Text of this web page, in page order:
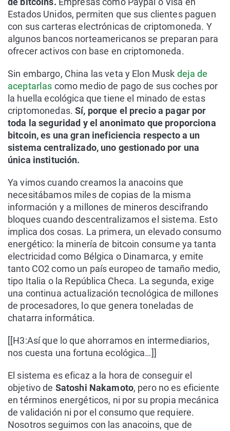
Estados Unidos, permiten que sus clientes paguen
con sus carteras electrónicas de criptomoneda. Y
algunos bancos norteamericanos se preparan para
ofrecer activos con base en criptomoneda.
Sin embargo, China las veta y Elon Musk deja de
aceptarlas como medio de pago de sus coches por
la huella ecológica que tiene el minado de estas
criptomonedas. Sí, porque el precio a pagar por
toda la seguridad y el anonimato que proporciona
bitcoin, es una gran ineficiencia respecto a un
sistema centralizado, uno gestionado por una
única institución.
Ya vimos cuando creamos la anacoins que
necesitábamos miles de copias de la misma
información y a millones de mineros descifrando
bloques cuando descentralizamos el sistema. Esto
implica dos cosas. La primera, un elevado consumo
energético: la minería de bitcoin consume ya tanta
electricidad como Bélgica o Dinamarca, y emite
tanto CO2 como un país europeo de tamaño medio,
tipo Italia o la República Checa. La segunda, exige
una continua actualización tecnológica de millones
de procesadores, lo que genera toneladas de
chatarra informática.
[[H3:Así que lo que ahorramos en intermediarios,
nos cuesta una fortuna ecológica…]]
El sistema es eficaz a la hora de conseguir el
objetivo de Satoshi Nakamoto, pero no es eficiente
en términos energéticos, ni por su propia mecánica
de validación ni por el consumo que requiere.
Nosotros seguimos con las anacoins, que de